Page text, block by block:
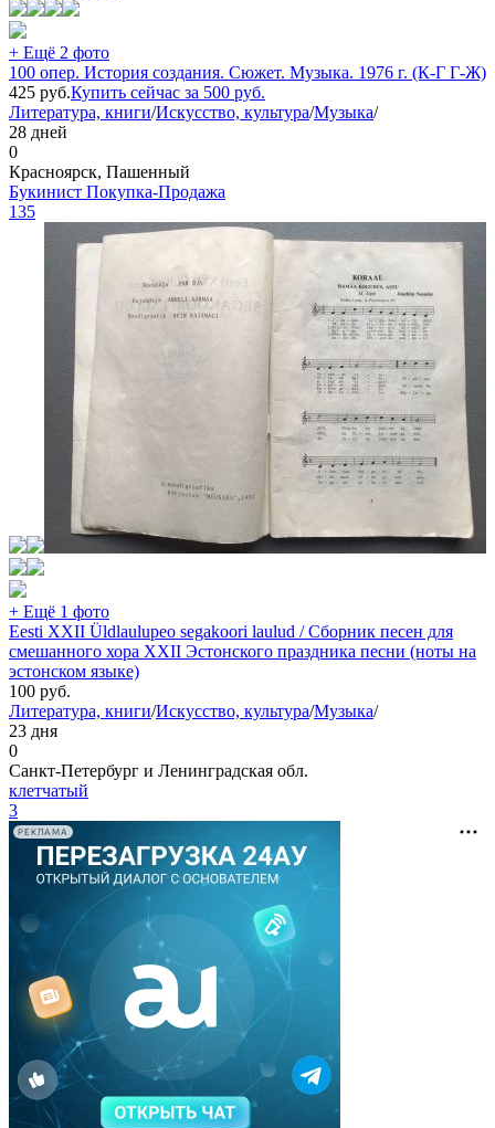
+ Ещё 2 фото
100 опер. История создания. Сюжет. Музыка. 1976 г. (К-Г Г-Ж)
425 руб.Купить сейчас за 500 руб.
Литература, книги/Искусство, культура/Музыка/
28 дней
0
Красноярск, Пашенный
Букинист Покупка-Продажа
135
+ Ещё 1 фото
Eesti XXII Üldlaulupeo segakoori laulud / Cборник песен для
смешанного хора XXII Эстонского праздника песни (ноты на
эстонском языке)
100 руб.
Литература, книги/Искусство, культура/Музыка/
23 дня
0
Санкт-Петербург и Ленинградская обл.
клетчатый
3
РЕКЛАМА